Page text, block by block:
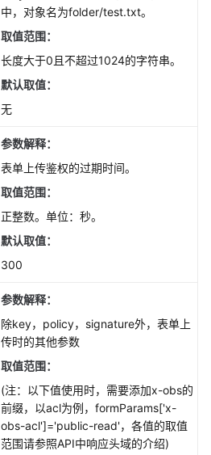
中，对象名为folder/test.txt。
取值范围：
长度大于0且不超过1024的字符串。
默认取值：
无
参数解释：
表单上传鉴权的过期时间。
取值范围：
正整数。单位：秒。
默认取值：
300
参数解释：
除key，policy，signature外，表单上
传时的其他参数
取值范围：
(注：以下值使用时，需要添加x-obs的
前缀，以acl为例，formParams['x-
obs-acl']='public-read'，各值的取值
范围请参照API中响应头域的介绍)